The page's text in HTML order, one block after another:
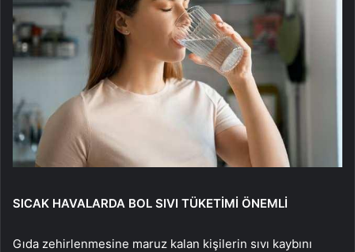
SICAK HAVALARDA BOL SIVI TÜKETİMİ ÖNEMLİ
Gıda zehirlenmesine maruz kalan kişilerin sıvı kaybını